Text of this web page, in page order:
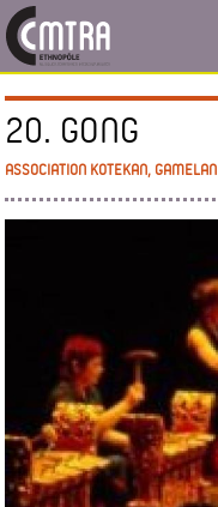
20. GONG
ASSOCIATION KOTEKAN,